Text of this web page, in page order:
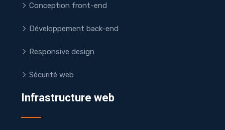
Conception front-end
Développement back-end
Responsive design
Sécurité web
Infrastructure web